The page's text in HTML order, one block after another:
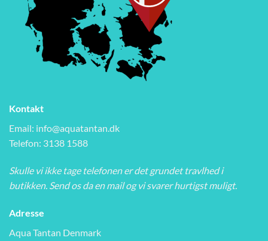
Kontakt
Email: info@aquatantan.dk
Telefon: 3138 1588
Skulle vi ikke tage telefonen er det grundet travlhed i
butikken. Send os da en mail og vi svarer hurtigst muligt.
Adresse
Aqua Tantan Denmark